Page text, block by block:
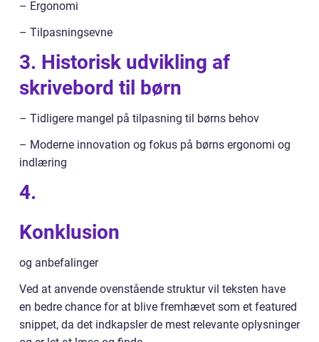
– Ergonomi
– Tilpasningsevne
3. Historisk udvikling af
skrivebord til børn
– Tidligere mangel på tilpasning til børns behov
– Moderne innovation og fokus på børns ergonomi og
indlæring
4.
Konklusion
og anbefalinger
Ved at anvende ovenstående struktur vil teksten have
en bedre chance for at blive fremhævet som et featured
snippet, da det indkapsler de mest relevante oplysninger